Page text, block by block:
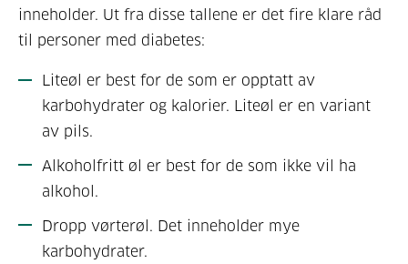
inneholder. Ut fra disse tallene er det fire klare råd
til personer med diabetes:
Liteøl er best for de som er opptatt av
karbohydrater og kalorier. Liteøl er en variant
av pils.
Alkoholfritt øl er best for de som ikke vil ha
alkohol.
Dropp vørterøl. Det inneholder mye
karbohydrater.